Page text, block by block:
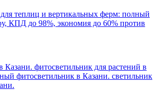
теплиц и вертикальных ферм: полный
КПД до 98%, экономия до 60% против
Казани. фитосветильник для растений в
фитосветильник в Казани. светильник
.